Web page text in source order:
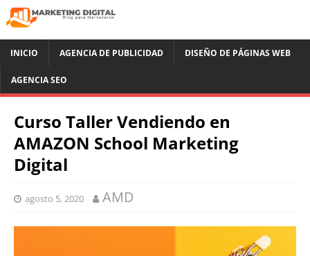
INICIO AGENCIA DE PUBLICIDAD DISEÑO DE PÁGINAS WEB
AGENCIA SEO
Curso Taller Vendiendo en
AMAZON School Marketing
Digital
agosto 5, 2020 AMD